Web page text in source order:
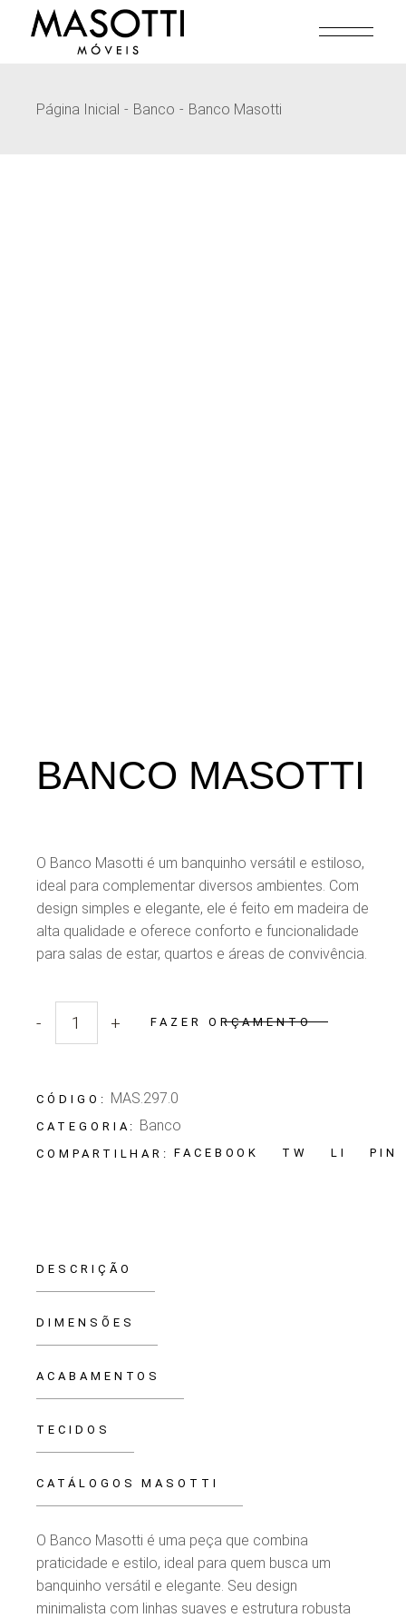
Página Inicial Banco Banco Masotti
BANCO MASOTTI
O Banco Masotti é um banquinho versátil e estiloso,
ideal para complementar diversos ambientes. Com
design simples e elegante, ele é feito em madeira de
alta qualidade e oferece conforto e funcionalidade
para salas de estar, quartos e áreas de convivência.
Quantidade Banco Masotti
- + FAZER ORÇAMENTO
CÓDIGO: MAS.297.0
CATEGORIA: Banco
COMPARTILHAR: FACEBOOK TW LI PIN
DESCRIÇÃO
DIMENSÕES
ACABAMENTOS
TECIDOS
CATÁLOGOS MASOTTI
O Banco Masotti é uma peça que combina
praticidade e estilo, ideal para quem busca um
banquinho versátil e elegante. Seu design
minimalista com linhas suaves e estrutura robusta